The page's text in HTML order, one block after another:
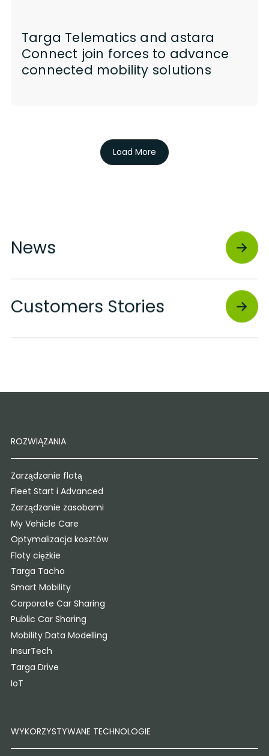
Targa Telematics and astara
Connect join forces to advance
connected mobility solutions
Load More
News
Customers Stories
ROZWIĄZANIA
Zarządzanie flotą
Fleet Start i Advanced
Zarządzanie zasobami
My Vehicle Care
Optymalizacja kosztów
Floty ciężkie
Targa Tacho
Smart Mobility
Corporate Car Sharing
Public Car Sharing
Mobility Data Modelling
InsurTech
Targa Drive
IoT
WYKORZYSTYWANE TECHNOLOGIE